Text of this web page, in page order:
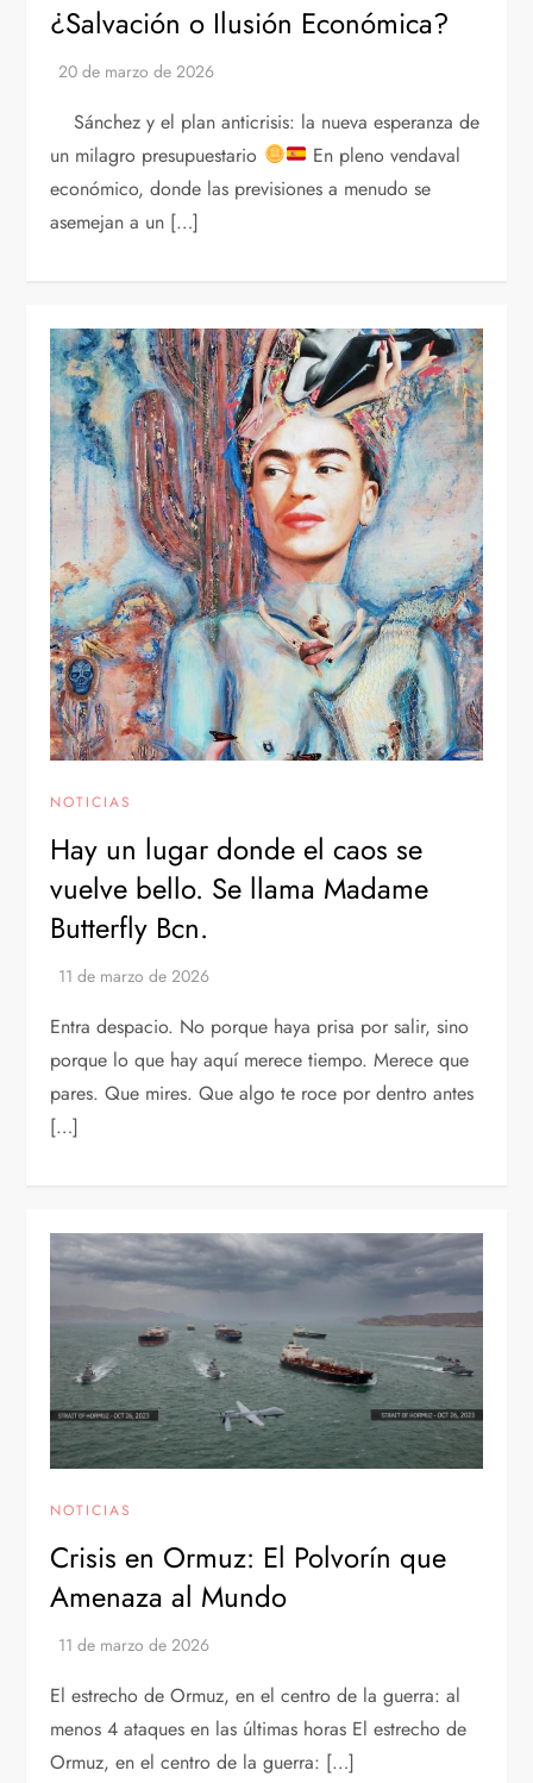
¿Salvación o Ilusión Económica?
Sánchez y el plan anticrisis: la nueva esperanza de
un milagro presupuestario
En pleno vendaval
económico, donde las previsiones a menudo se
asemejan a un […]
NOTICIAS
Hay un lugar donde el caos se
vuelve bello. Se llama Madame
Butterfly Bcn.
Entra despacio. No porque haya prisa por salir, sino
porque lo que hay aquí merece tiempo. Merece que
pares. Que mires. Que algo te roce por dentro antes
[…]
NOTICIAS
Crisis en Ormuz: El Polvorín que
Amenaza al Mundo
El estrecho de Ormuz, en el centro de la guerra: al
menos 4 ataques en las últimas horas El estrecho de
Ormuz, en el centro de la guerra: […]